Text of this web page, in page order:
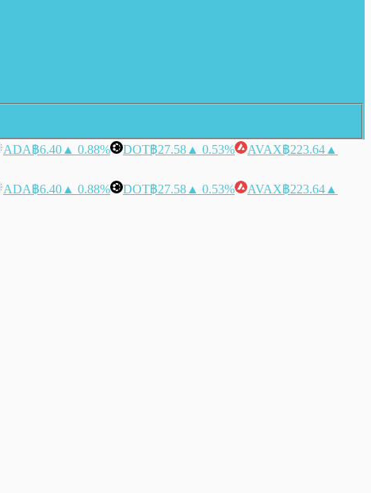
ADA฿6.40 ▲ 0.88% DOT฿27.58 ▲ 0.53% AVAX฿223.64 ▲
ADA฿6.40 ▲ 0.88% DOT฿27.58 ▲ 0.53% AVAX฿223.64 ▲